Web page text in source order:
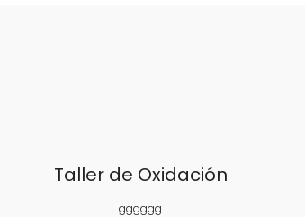
Taller de Oxidación
gggggg